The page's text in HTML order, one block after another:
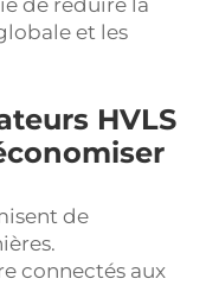
de réduire la
et les
HVLS
de
connectés aux